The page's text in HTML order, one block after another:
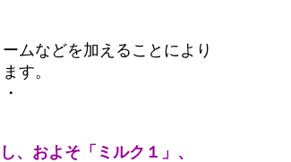
ムなどを加えることにより
す。
、およそ「ミルク１」、